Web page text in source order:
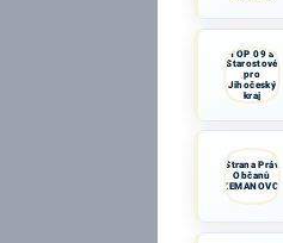
TOP 09 a
Starostové
pro
Jihočeský
kraj
Strana Práv
Občanů
ZEMANOVCI